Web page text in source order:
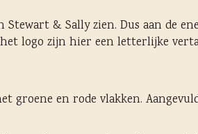
& Sally zien. Dus aan de
het logo zijn hier een letterlijke
groene en rode vlakken.